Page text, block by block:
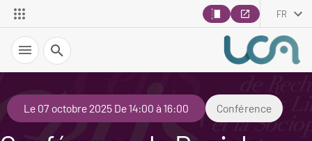
FR
Recherche
Le 07 octobre 2025 De 14:00 à 16:00 Conférence